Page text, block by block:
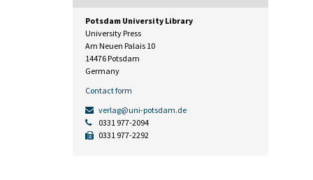
Potsdam University Library
University Press
Am Neuen Palais 10
14476 Potsdam
Germany
Contact form
verlag@uni-potsdam.de
0331 977-2094
0331 977-2292